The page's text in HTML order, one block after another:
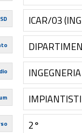
ICAR/03
2°